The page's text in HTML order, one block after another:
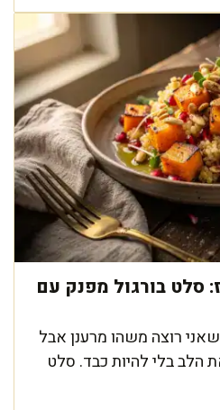
סלט בורגול מפנק עם
רוצה משהו מרענן אבל
בלי להיות כבד. סלט